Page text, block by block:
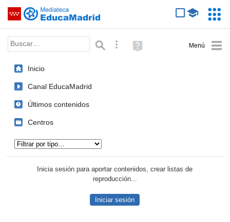
Saltar navegación
Palabra o frase: Búsqueda avanzada
Ayuda
(en
Inicio
Canal EducaMadrid
Últimos contenidos
Centros
Inicia sesión para aportar contenidos, crear listas de
reproducción...
Iniciar sesión